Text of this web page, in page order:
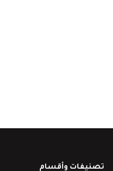
تصنيفات وأقسام